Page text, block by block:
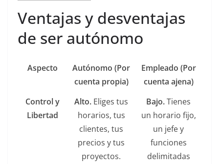
Ventajas y desventajas
de ser autónomo
Aspecto
Autónomo (Por
cuenta propia)
Empleado (Por
cuenta ajena)
Control y
Libertad
Alto. Eliges tus
horarios, tus
clientes, tus
precios y tus
proyectos.
Bajo.Tienes
un horario fijo,
un jefe y
funciones
delimitadas